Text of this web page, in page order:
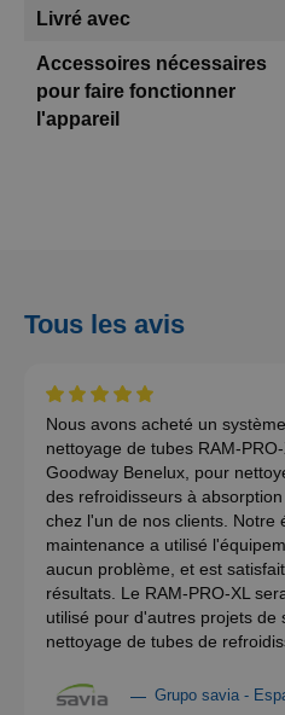
Livré avec
Accessoires nécessaires
pour faire fonctionner
l'appareil
Tous les avis
Nous avons acheté un
nettoyage de tubes RAM-
Goodway Benelux, pour
des refroidisseurs à
chez l'un de nos clients. Notre
maintenance a utilisé
aucun problème, et est
résultats. Le RAM-PRO-XL
utilisé pour d'autres projets de
nettoyage de tubes de
Grupo savia -